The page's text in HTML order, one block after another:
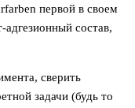
первой в своем
состав,
сверить
задачи (будь то